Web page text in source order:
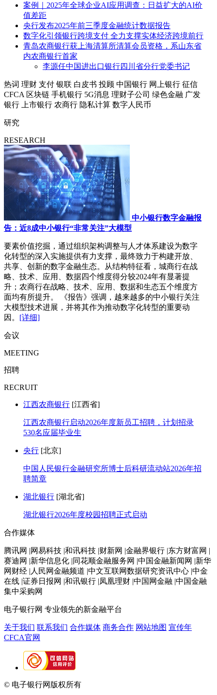
案例｜2025年全球企业AI应用调查：日益扩大的AI价
值差距
央行发布2025年前三季度金融统计数据报告
数字化引领银行跨境支付 全力支撑实体经济跨境前行
青岛农商银行获上海清算所清算会员资格，系山东省
内农商银行首家
李源任中国进出口银行四川省分行党委书记
热词 理财 支付 银联 白皮书 投顾 中国银行 网上银行 征信
CFCA 区块链 手机银行 5G消息 理财子公司 绿色金融 广发
银行
上市银行 农商行 隐私计算 数字人民币
研究
RESEARCH
中小银行数字金融报
告：近8成中小银行“非常关注”大模型
要素价值挖掘，通过组织架构调整与人才体系建设为数字
化转型的深入实施提供有力支撑，最终致力于构建开放、
共享、创新的数字金融生态。从结构特征看，城商行在战
略、技术、应用、数据四个维度得分较2024年有显著提
升；农商行在战略、技术、应用、数据和生态五个维度方
面均有所提升。 《报告》强调，越来越多的中小银行关注
大模型技术进展，并将其作为推动数字化转型的重要动
因。 [详细]
会议
MEETING
招聘
RECRUIT
江西农商银行 [江西省]
江西农商银行启动2026年度新员工招聘，计划招录
530名应届毕业生
央行 [北京]
中国人民银行金融研究所博士后科研流动站2026年招
聘简章
湖北银行 [湖北省]
湖北银行2026年度校园招聘正式启动
合作媒体
腾讯网 |网易科技 |和讯科技 |财新网 |金融界银行 |东方财富网 |
赛迪网 |新华信息化 |同花顺金融服务网 |中国金融新闻网 |新华
网财经 |人民网金融频道 |中文互联网数据研究资讯中心 |中金
在线 |证券日报网 |和讯银行 |凤凰理财 |中国网金融 |中国金融
集中采购网
电子银行网 专业领先的新金融平台
关于我们 联系我们 合作媒体 商务合作 网站地图 宣传年
CFCA官网
© 电子银行网版权所有